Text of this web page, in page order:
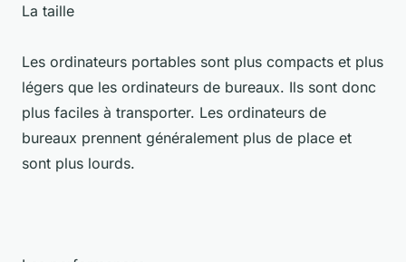
La taille
Les ordinateurs portables sont plus compacts et plus
légers que les ordinateurs de bureaux. Ils sont donc
plus faciles à transporter. Les ordinateurs de
bureaux prennent généralement plus de place et
sont plus lourds.